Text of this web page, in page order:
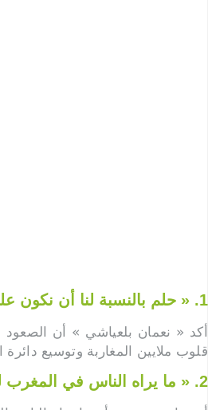
1. « حلم بالنسبة لنا أن نكون على مسرح موازين، فهذه بحد ذاتها انطلاقة بالنسبة لنا »
أكد « نعمان بلعياشي » أن
قلوب ملايين المغاربة وتوسيع دائرة
2. « ما يراه الناس في المغرب ليس هو ما نراه نحن المقيمين بالخارج »